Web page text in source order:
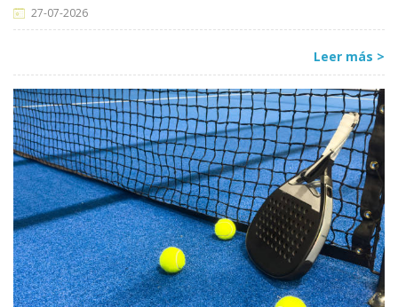
27-07-2026
Leer más >